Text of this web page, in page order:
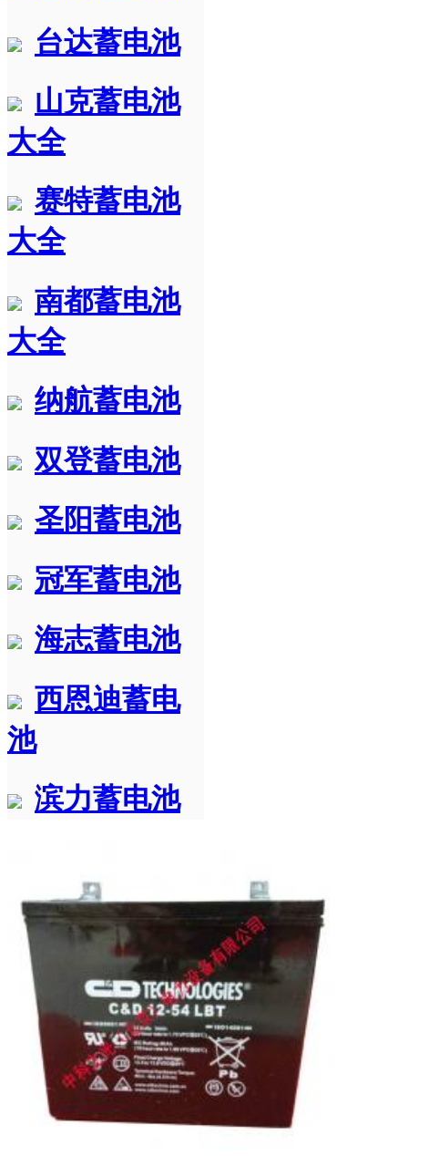
台达蓄电池
山克蓄电池
大全
赛特蓄电池
大全
南都蓄电池
大全
纳航蓄电池
双登蓄电池
圣阳蓄电池
冠军蓄电池
海志蓄电池
西恩迪蓄电
池
滨力蓄电池